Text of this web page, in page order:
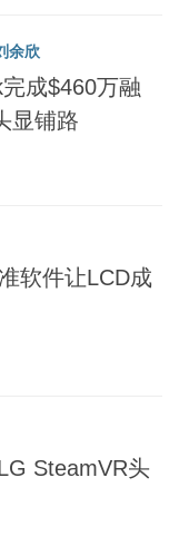
余欣
成$460万融
显铺路
软件让LCD成
SteamVR头